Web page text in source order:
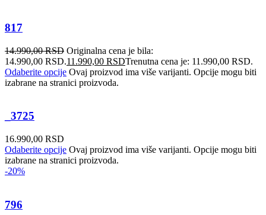
817
14.990,00RSD Originalna cena je bila:
14.990,00 RSD.11.990,00 RSDTrenutna cena je: 11.990,00 RSD.
Odaberite opcije Ovaj proizvod ima više varijanti. Opcije mogu biti
izabrane na stranici proizvoda.
_3725
16.990,00 RSD
Odaberite opcije Ovaj proizvod ima više varijanti. Opcije mogu biti
izabrane na stranici proizvoda.
-20%
796